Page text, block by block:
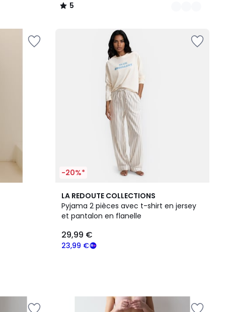
5
/
-20%*
LA REDOUTE COLLECTIONS
Pyjama 2 pièces avec t-shirt en jersey
et pantalon en flanelle
23,99 €
29,99 €